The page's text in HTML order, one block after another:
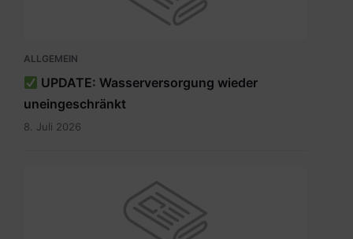
ALLGEMEIN
UPDATE: Wasserversorgung wieder
uneingeschränkt
8. Juli 2026